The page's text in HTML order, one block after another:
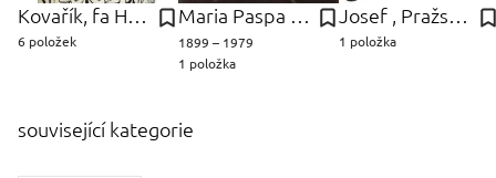
Kovařík, fa Hubert
6 položek
Maria Paspa Karel
1899 – 1979
1 položka
Josef , Pražské umělecké dílny Gočár
1 položka
související kategorie